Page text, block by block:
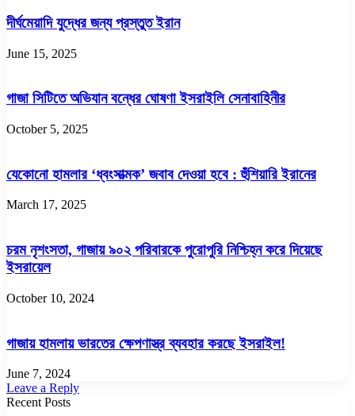
দীর্ঘমেয়াদি যুদ্ধের জন্য প্রস্তুত ইরান
June 15, 2025
গাজা সিটিতে অভিযান বন্ধের ঘোষণা ইসরাইলি সেনাবাহিনীর
October 5, 2025
যেকোনো হামলার ‘ধ্বংসাত্মক’ জবাব দেওয়া হবে : হুঁশিয়ারি ইরানের
March 17, 2025
চরম নৃশংসতা, গাজায় ৯০২ পরিবারকে পুরোপুরি নিশ্চিহ্ন করে দিয়েছে
ইসরায়েল
October 10, 2024
গাজায় হামলায় ভারতের ক্ষেপণাস্ত্র ব্যবহার করছে ইসরাইল!
June 7, 2024
Leave a Reply
Recent Posts